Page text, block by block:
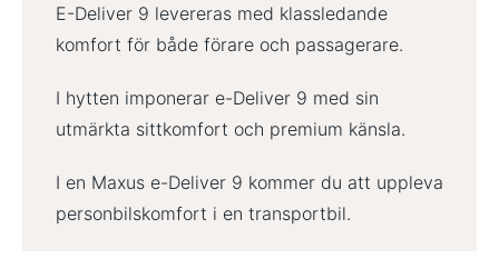
E-Deliver 9 levereras med klassledande
komfort för både förare och passagerare.
I hytten imponerar e-Deliver 9 med sin
utmärkta sittkomfort och premium känsla.
I en Maxus e-Deliver 9 kommer du att uppleva
personbilskomfort i en transportbil.